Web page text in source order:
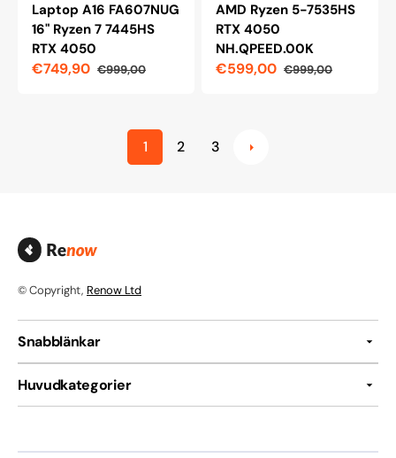
Laptop A16 FA607NUG
16" Ryzen 7 7445HS
RTX 4050
Reapris
€749,90
Ordinarie
€999,00
AMD Ryzen 5-7535HS
RTX 4050
NH.QPEED.00K
Reapris
€599,00
Ordinarie
€999,00
1 2 3
© Copyright, Renow Ltd
Snabblänkar
Huvudkategorier